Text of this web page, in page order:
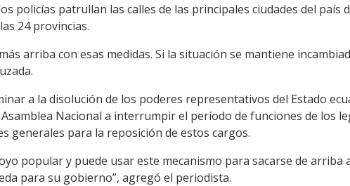
policías patrullan las calles de las principales ciudades del país
24 provincias.
arriba con esas medidas. Si la situación se mantiene
a la disolución de los poderes representativos del Estado
Nacional a interrumpir el período de funciones de los
generales para la reposición de estos cargos.
popular y puede usar este mecanismo para sacarse de arriba
para su gobierno”, agregó el periodista.